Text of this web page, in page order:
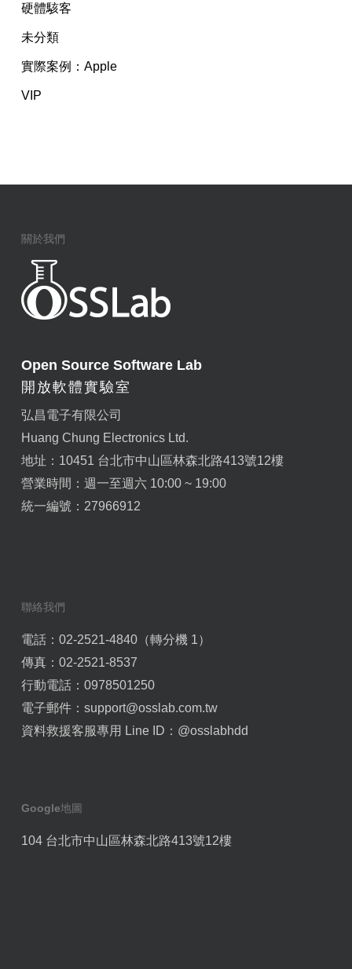
硬體駭客
未分類
實際案例：Apple
VIP
關於我們
Open Source Software Lab
開放軟體實驗室
弘昌電子有限公司
Huang Chung Electronics Ltd.
地址：10451 台北市中山區林森北路413號12樓
營業時間：週一至週六 10:00 ~ 19:00
統一編號：27966912
聯絡我們
電話：02-2521-4840（轉分機 1）
傳真：02-2521-8537
行動電話：0978501250
電子郵件： support@osslab.com.tw
資料救援客服專用 Line ID： @osslabhdd
Google地圖
104 台北市中山區林森北路413號12樓